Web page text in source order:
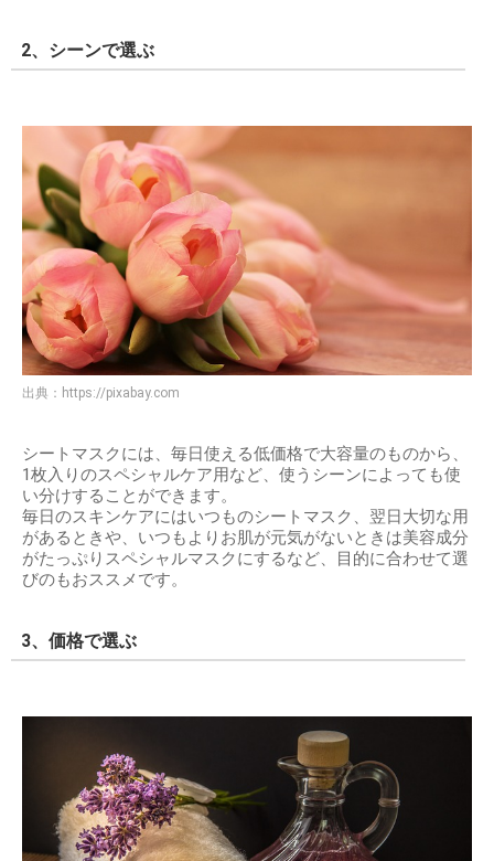
2、シーンで選ぶ
出典： https://pixabay.com
シートマスクには、毎日使える低価格で大容量のものから、
1枚入りのスペシャルケア用など、使うシーンによっても使
い分けすることができます。
毎日のスキンケアにはいつものシートマスク、翌日大切な用
があるときや、いつもよりお肌が元気がないときは美容成分
がたっぷりスペシャルマスクにするなど、目的に合わせて選
びのもおススメです。
3、価格で選ぶ